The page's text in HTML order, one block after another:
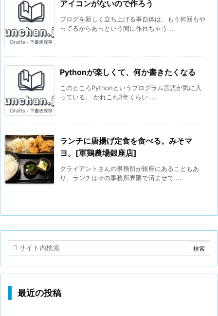
アイコンがないので作ろう
ブログを新しく立ち上げる事自体は、もう何回もや
ってるからあっという間に作れちゃう ...
Pythonが楽しくて、何か書きたくなる
このところPythonというプログラム言語が気に入
っている。 かれこれ3年くらい ...
ランチに唐揚げ定食を食べる。みそマ
ヨ。[軍鶏農場銀座店]
クライアントさんの事務所が銀座にあることもあ
り、ランチはその事務所界隈で済ませて ...
最近の投稿